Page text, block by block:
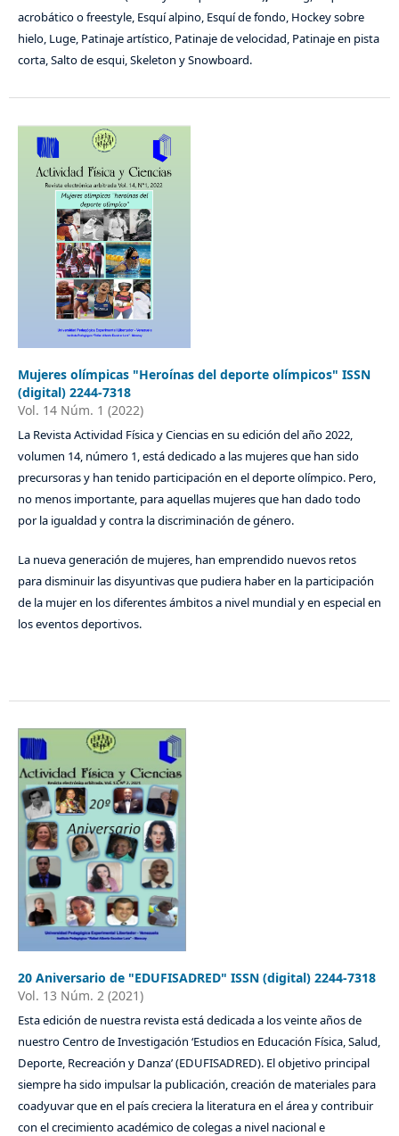
acrobático o freestyle, Esquí alpino, Esquí de fondo, Hockey sobre
hielo, Luge, Patinaje artístico, Patinaje de velocidad, Patinaje en pista
corta, Salto de esqui, Skeleton y Snowboard.
Mujeres olímpicas "Heroínas del deporte olímpicos" ISSN
(digital) 2244-7318
Vol. 14 Núm. 1 (2022)
La Revista Actividad Física y Ciencias en su edición del año 2022,
volumen 14, número 1, está dedicado a las mujeres que han sido
precursoras y han tenido participación en el deporte olímpico. Pero,
no menos importante, para aquellas mujeres que han dado todo
por la igualdad y contra la discriminación de género.
La nueva generación de mujeres, han emprendido nuevos retos
para disminuir las disyuntivas que pudiera haber en la participación
de la mujer en los diferentes ámbitos a nivel mundial y en especial en
los eventos deportivos.
20 Aniversario de "EDUFISADRED" ISSN (digital) 2244-7318
Vol. 13 Núm. 2 (2021)
Esta edición de nuestra revista está dedicada a los veinte años de
nuestro Centro de Investigación ‘Estudios en Educación Física, Salud,
Deporte, Recreación y Danza’ (EDUFISADRED). El objetivo principal
siempre ha sido impulsar la publicación, creación de materiales para
coadyuvar que en el país creciera la literatura en el área y contribuir
con el crecimiento académico de colegas a nivel nacional e